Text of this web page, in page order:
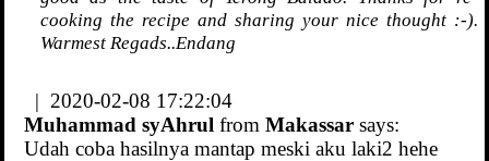
cooking the recipe and sharing your nice thought :-).
Warmest Regads..Endang
| 2020-02-08 17:22:04
Muhammad syAhrul from Makassar says:
Udah coba hasilnya mantap meski aku laki2 hehe